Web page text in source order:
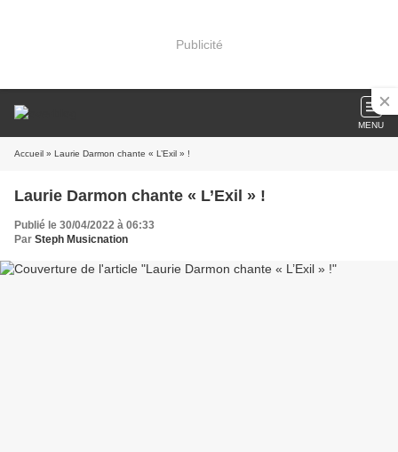
Publicité
MENU
Accueil » Laurie Darmon chante « L’Exil » !
Laurie Darmon chante « L’Exil » !
Publié le 30/04/2022 à 06:33
Par Steph Musicnation